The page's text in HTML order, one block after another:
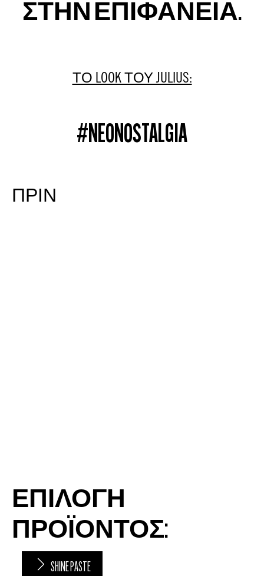
ΣΤΗΝ ΕΠΙΦΑΝΕΙΑ.
ΤΟ LOOK ΤΟΥ JULIUS:
#NEONOSTALGIA
ΠΡΙΝ
ΕΠΙΛΟΓΗ
ΠΡΟΪΟΝΤΟΣ:
SHINE PASTE